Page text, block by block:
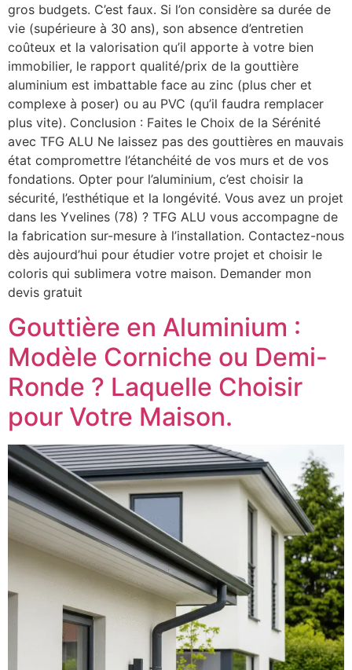
gros budgets. C’est faux. Si l’on considère sa durée de
vie (supérieure à 30 ans), son absence d’entretien
coûteux et la valorisation qu’il apporte à votre bien
immobilier, le rapport qualité/prix de la gouttière
aluminium est imbattable face au zinc (plus cher et
complexe à poser) ou au PVC (qu’il faudra remplacer
plus vite). Conclusion : Faites le Choix de la Sérénité
avec TFG ALU Ne laissez pas des gouttières en mauvais
état compromettre l’étanchéité de vos murs et de vos
fondations. Opter pour l’aluminium, c’est choisir la
sécurité, l’esthétique et la longévité. Vous avez un projet
dans les Yvelines (78) ? TFG ALU vous accompagne de
la fabrication sur-mesure à l’installation. Contactez-nous
dès aujourd’hui pour étudier votre projet et choisir le
coloris qui sublimera votre maison. Demander mon
devis gratuit
Gouttière en Aluminium :
Modèle Corniche ou Demi-
Ronde ? Laquelle Choisir
pour Votre Maison.